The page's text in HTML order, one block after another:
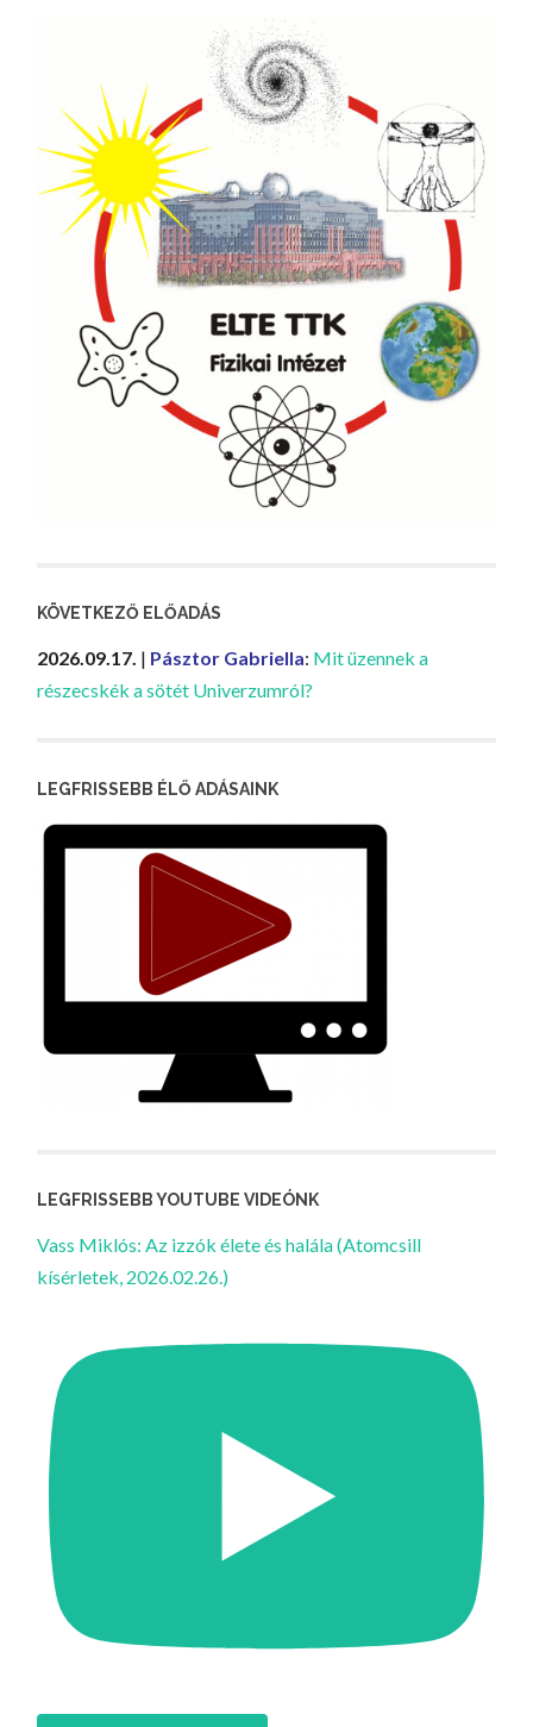
KÖVETKEZŐ ELŐADÁS
2026.09.17. | Pásztor Gabriella: Mit üzennek a
részecskék a sötét Univerzumról?
LEGFRISSEBB ÉLŐ ADÁSAINK
LEGFRISSEBB YOUTUBE VIDEÓNK
Vass Miklós: Az izzók élete és halála (Atomcsill
kísérletek, 2026.02.26.)